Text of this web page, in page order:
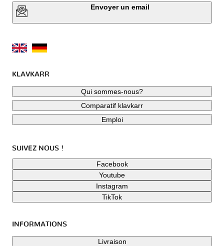
Envoyer un email
KLAVKARR
Qui sommes-nous?
Comparatif klavkarr
Emploi
SUIVEZ NOUS !
Facebook
Youtube
Instagram
TikTok
INFORMATIONS
Livraison